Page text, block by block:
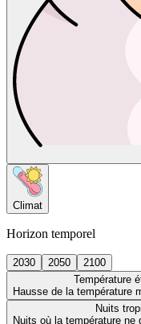
Climat
Horizon temporel
2030 2050
2100
Température
Hausse de la température
Nuits
Nuits où la température ne